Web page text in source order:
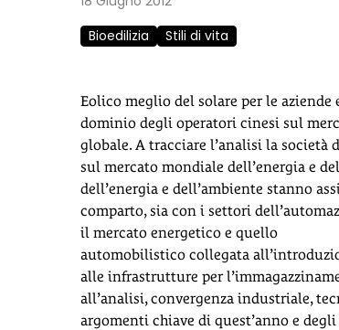
Bioedilizia
Stili di vita
Eolico meglio del solare per le
dominio degli operatori cinesi sul
globale. A tracciare l’analisi la
sul mercato mondiale dell’energia e
dell’energia e dell’ambiente stanno
comparto, sia con i settori
il mercato energetico e quello
automobilistico collegata
alle infrastrutture per
all’analisi, convergenza industriale,
argomenti chiave di quest’anno e